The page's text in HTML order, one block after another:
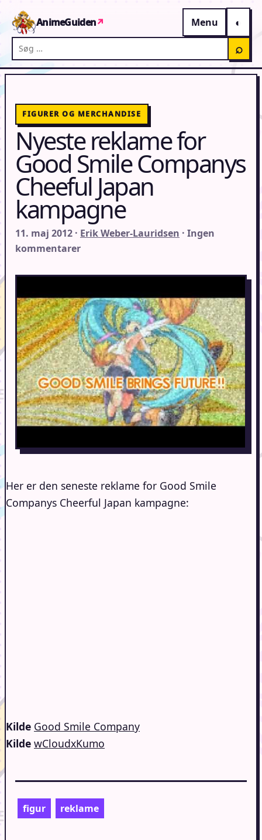
AnimeGuiden↗
Menu
Søg på AnimeGuiden
⌕
FIGURER OG MERCHANDISE
Nyeste reklame for
Good Smile Companys
Cheeful Japan
kampagne
11. maj 2012 · Erik Weber-Lauridsen · Ingen
kommentarer
Her er den seneste reklame for Good Smile
Companys Cheerful Japan kampagne:
Kilde Good Smile Company
Kilde wCloudxKumo
figur reklame